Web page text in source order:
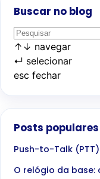
Buscar no blog
↑ ↓ navegar
↵ selecionar
esc fechar
Posts populares
Push-to-Talk
O relógio da